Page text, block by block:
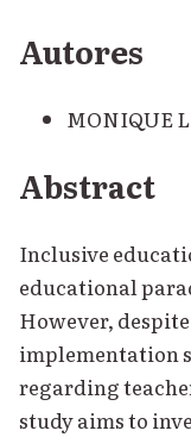
Autores
MONIQUE
Abstract
Inclusive
educational
However,
implementation
regarding
study aims to